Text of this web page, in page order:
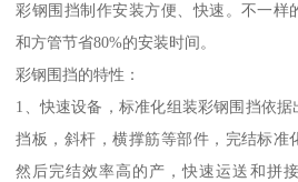
彩钢围挡制作安装方便、快速。不一样
和方管节省80%的安装时间。
彩钢围挡的特性：
1、快速设备，标准化组装彩钢围挡依据
挡板，斜杆，横撑筋等部件，完结标准
然后完结效率高的产，快速运送和拼